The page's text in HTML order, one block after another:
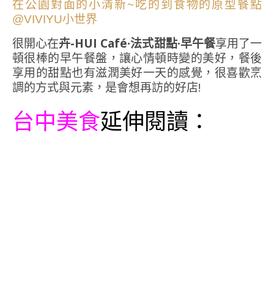
很開心在卉-HUI Café·法式甜點·早午餐享用了一
頓很棒的早午餐盤，讓心情頓時變的美好，餐後
享用的甜點也有滋潤美好一天的感覺，很喜歡烹
調的方式與元素，是會想再訪的好店!
台中美食延伸閱讀：